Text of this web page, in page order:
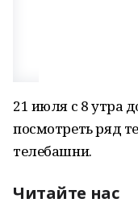
21 июля с 8 утра
посмотреть ряд
телебашни.
Читайте нас